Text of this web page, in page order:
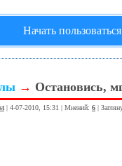
Начать
→ Остановись,
| 4-07-2010, 15:31 | Мнений: 6 |